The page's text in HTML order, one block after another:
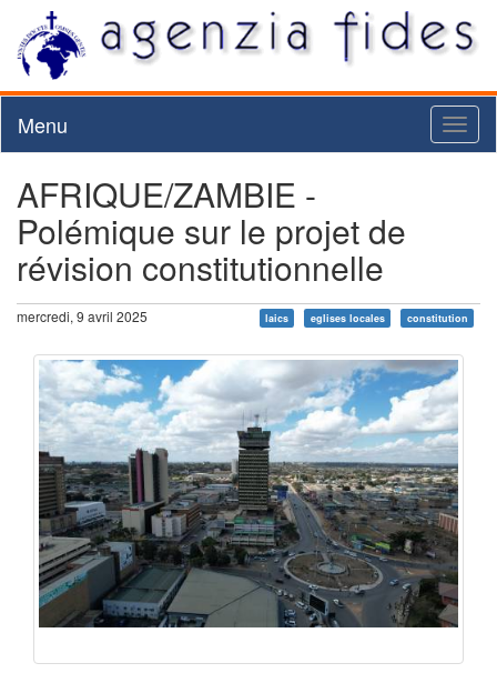
Menu
AFRIQUE/ZAMBIE -
Polémique sur le projet de
révision constitutionnelle
mercredi, 9 avril 2025 laics eglises locales constitution